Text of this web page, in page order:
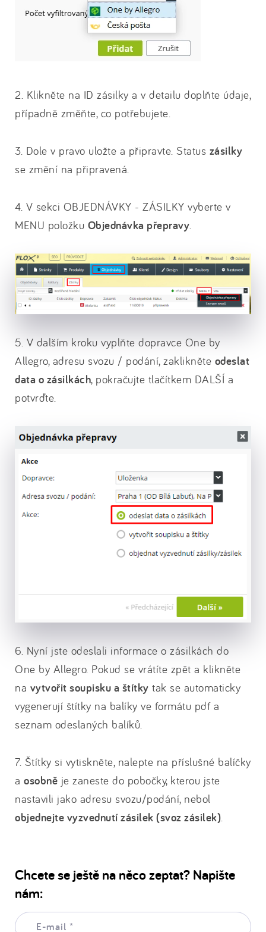
2. Klikněte na ID zásilky a v detailu doplňte údaje,
případně změňte, co potřebujete.
3. Dole v pravo uložte a připravte. Status zásilky
se změní na připravená.
4. V sekci OBJEDNÁVKY - ZÁSILKY vyberte v
MENU položku Objednávka přepravy.
5. V dalším kroku vyplňte dopravce One by
Allegro, adresu svozu / podání, zaklikněte odeslat
data o zásilkách, pokračujte tlačítkem DALŠÍ a
potvrďte.
6. Nyní jste odeslali informace o zásilkách do
One by Allegro. Pokud se vrátíte zpět a klikněte
na vytvořit soupisku a štítky tak se automaticky
vygenerují štítky na balíky ve formátu pdf a
seznam odeslaných balíků.
7. Štítky si vytiskněte, nalepte na příslušné balíčky
a osobně je zaneste do pobočky, kterou jste
nastavili jako adresu svozu/podání, nebol
objednejte vyzvednutí zásilek (svoz zásilek)
Chcete se ještě na něco zeptat? Napište
nám:
E-
mail: